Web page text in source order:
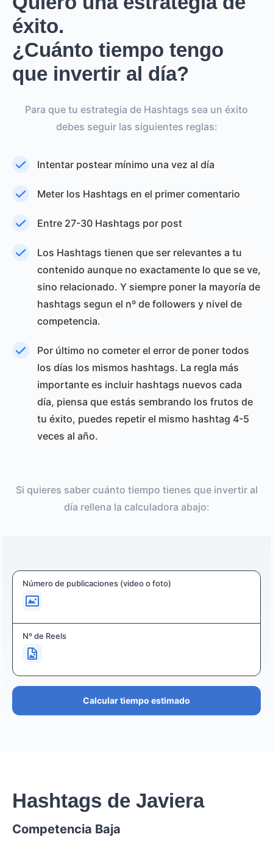
éxito.
¿Cuánto tiempo tengo
que invertir al día?
Para que tu estrategia de Hashtags sea un éxito
debes seguir las siguientes reglas:
Intentar postear mínimo una vez al día
Meter los Hashtags en el primer comentario
Entre 27-30 Hashtags por post
Los Hashtags tienen que ser relevantes a tu
contenido aunque no exactamente lo que se ve,
sino relacionado. Y siempre poner la mayoría de
hashtags segun el nº de followers y nivel de
competencia.
Por último no cometer el error de poner todos
los días los mismos hashtags. La regla más
importante es incluir hashtags nuevos cada
día, piensa que estás sembrando los frutos de
tu éxito, puedes repetir el mismo hashtag 4-5
veces al año.
Si quieres saber cuánto tiempo tienes que invertir al
día rellena la calculadora abajo:
Número de publicaciones (video o foto)
Nº de Reels
Calcular tiempo estimado
Hashtags de Javiera
Competencia Baja